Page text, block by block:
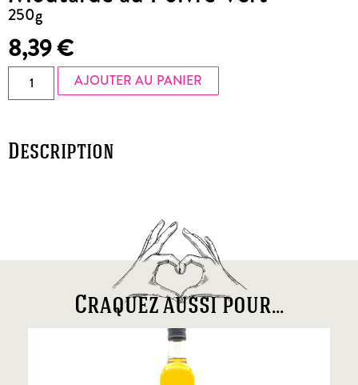
250g
8,39€
AJOUTER AU PANIER
Description
Craquez aussi pour...